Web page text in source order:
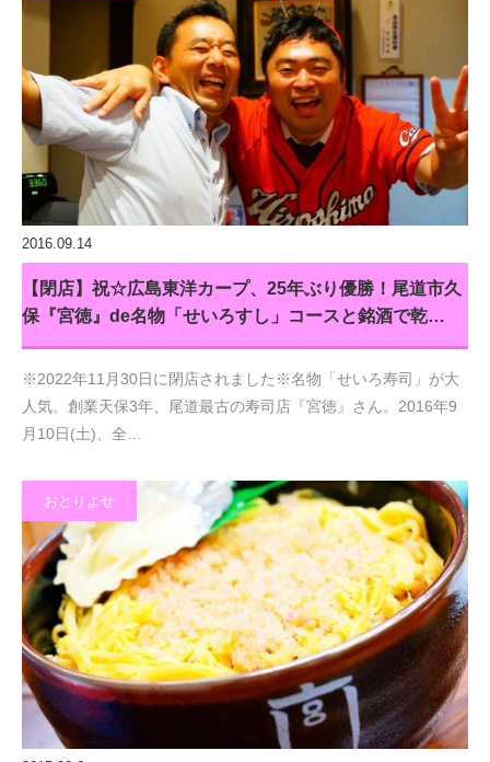
2016.09.14
【閉店】祝☆広島東洋カープ、25年ぶり優勝！尾道市久
保『宮徳』de名物「せいろすし」コースと銘酒で乾…
※2022年11月30日に閉店されました※名物「せいろ寿司」が大
人気。創業天保3年、尾道最古の寿司店『宮徳』さん。2016年9
月10日(土)、全…
おとりよせ